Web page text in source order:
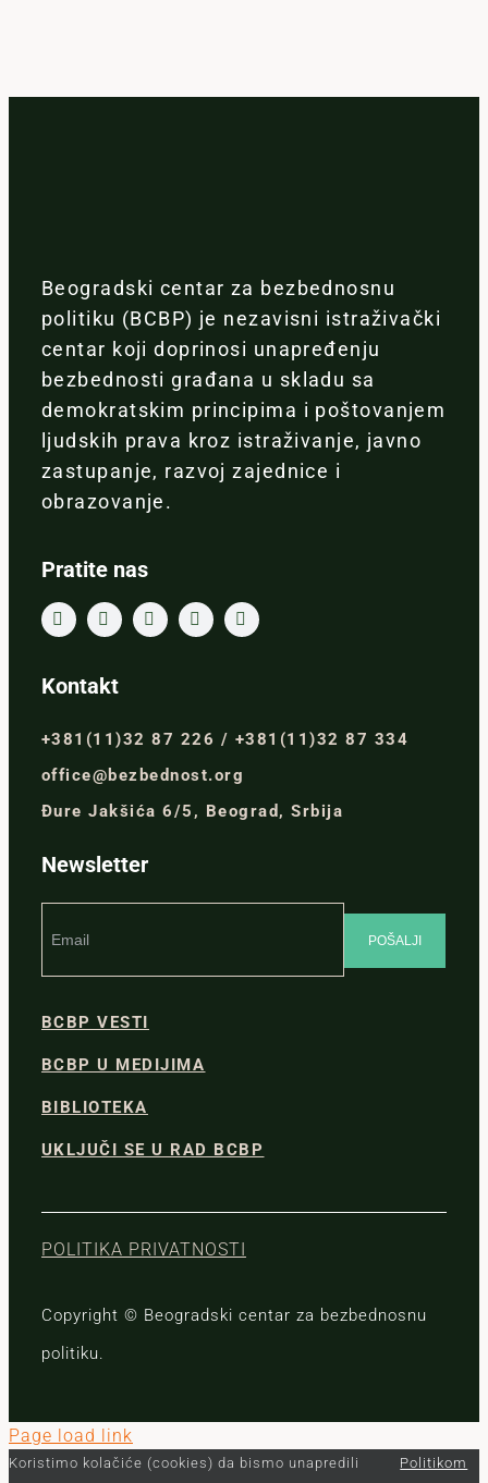
Beogradski centar za bezbednosnu
politiku (BCBP) je nezavisni istraživački
centar koji doprinosi unapređenju
bezbednosti građana u skladu sa
demokratskim principima i poštovanjem
ljudskih prava kroz istraživanje, javno
zastupanje, razvoj zajednice i
obrazovanje.
Pratite nas
Kontakt
+381(11)32 87 226 / +381(11)32 87 334
office@bezbednost.org
Đure Jakšića 6/5, Beograd, Srbija
Newsletter
BCBP VESTI
BCBP U MEDIJIMA
BIBLIOTEKA
UKLJUČI SE U RAD BCBP
POLITIKA PRIVATNOSTI
Copyright © Beogradski centar za bezbednosnu
politiku.
Page load link
Koristimo kolačiće (cookies) da bismo unapredili
Politikom